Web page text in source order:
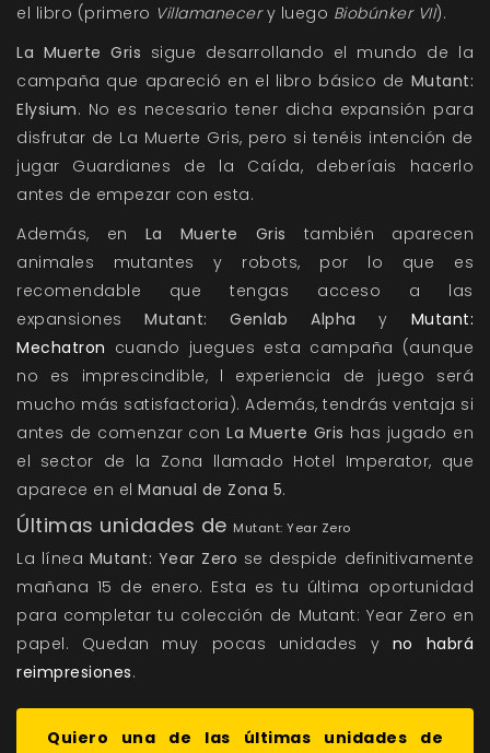
el libro (primero Villamanecery luego Biobúnker VII).
La Muerte Gris sigue desarrollando el mundo de la
campaña que apareció en el libro básico de Mutant:
Elysium. No es necesario tener dicha expansión para
disfrutar de La Muerte Gris, pero si tenéis intención de
jugar Guardianes de la Caída, deberíais hacerlo
antes de empezar con esta.
Además, en La Muerte Gris también aparecen
animales mutantes y robots, por lo que es
recomendable que tengas acceso a las
expansiones
Mutant: Genlab Alpha y Mutant:
Mechatron cuando juegues esta campaña (aunque
no es imprescindible, l experiencia de juego será
mucho más satisfactoria). Además, tendrás ventaja si
antes de comenzar conLa Muerte Gris has jugado en
el sector de la Zona llamado Hotel Imperator, que
aparece en el Manual de Zona 5.
Últimas unidades de Mutant: Year Zero
La línea Mutant: Year Zero se despide definitivamente
mañana 15 de enero. Esta es tu última oportunidad
para completar tu colección de Mutant: Year Zero en
papel. Quedan muy pocas unidades y no habrá
reimpresiones.
Quiero una de las últimas unidades de